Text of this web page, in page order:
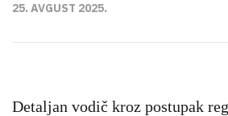
25. AVGUST 2025.
Detaljan vodič kroz postupak